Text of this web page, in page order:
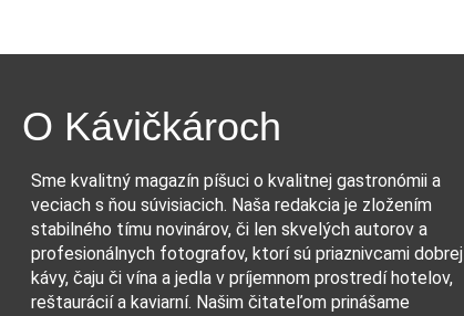
O Kávičkároch
Sme kvalitný magazín píšuci o kvalitnej gastronómii a
veciach s ňou súvisiacich. Naša redakcia je zložením
stabilného tímu novinárov, či len skvelých autorov a
profesionálnych fotografov, ktorí sú priaznivcami dobrej
kávy, čaju či vína a jedla v príjemnom prostredí hotelov,
reštaurácií a kaviarní. Našim čitateľom prinášame